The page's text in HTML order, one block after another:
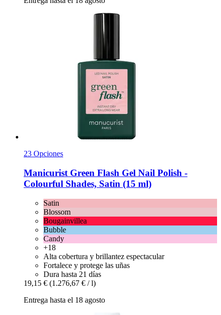
23 Opciones
Manicurist Green Flash Gel Nail Polish -​
Colourful Shades, Satin (15 ml)
Satin
Blossom
Bougainvillea
Bubble
Candy
+18
Alta cobertura y brillantez espectacular
Fortalece y protege las uñas
Dura hasta 21 días
19,15 € (1.276,67 € / l)
Entrega hasta el 18 agosto